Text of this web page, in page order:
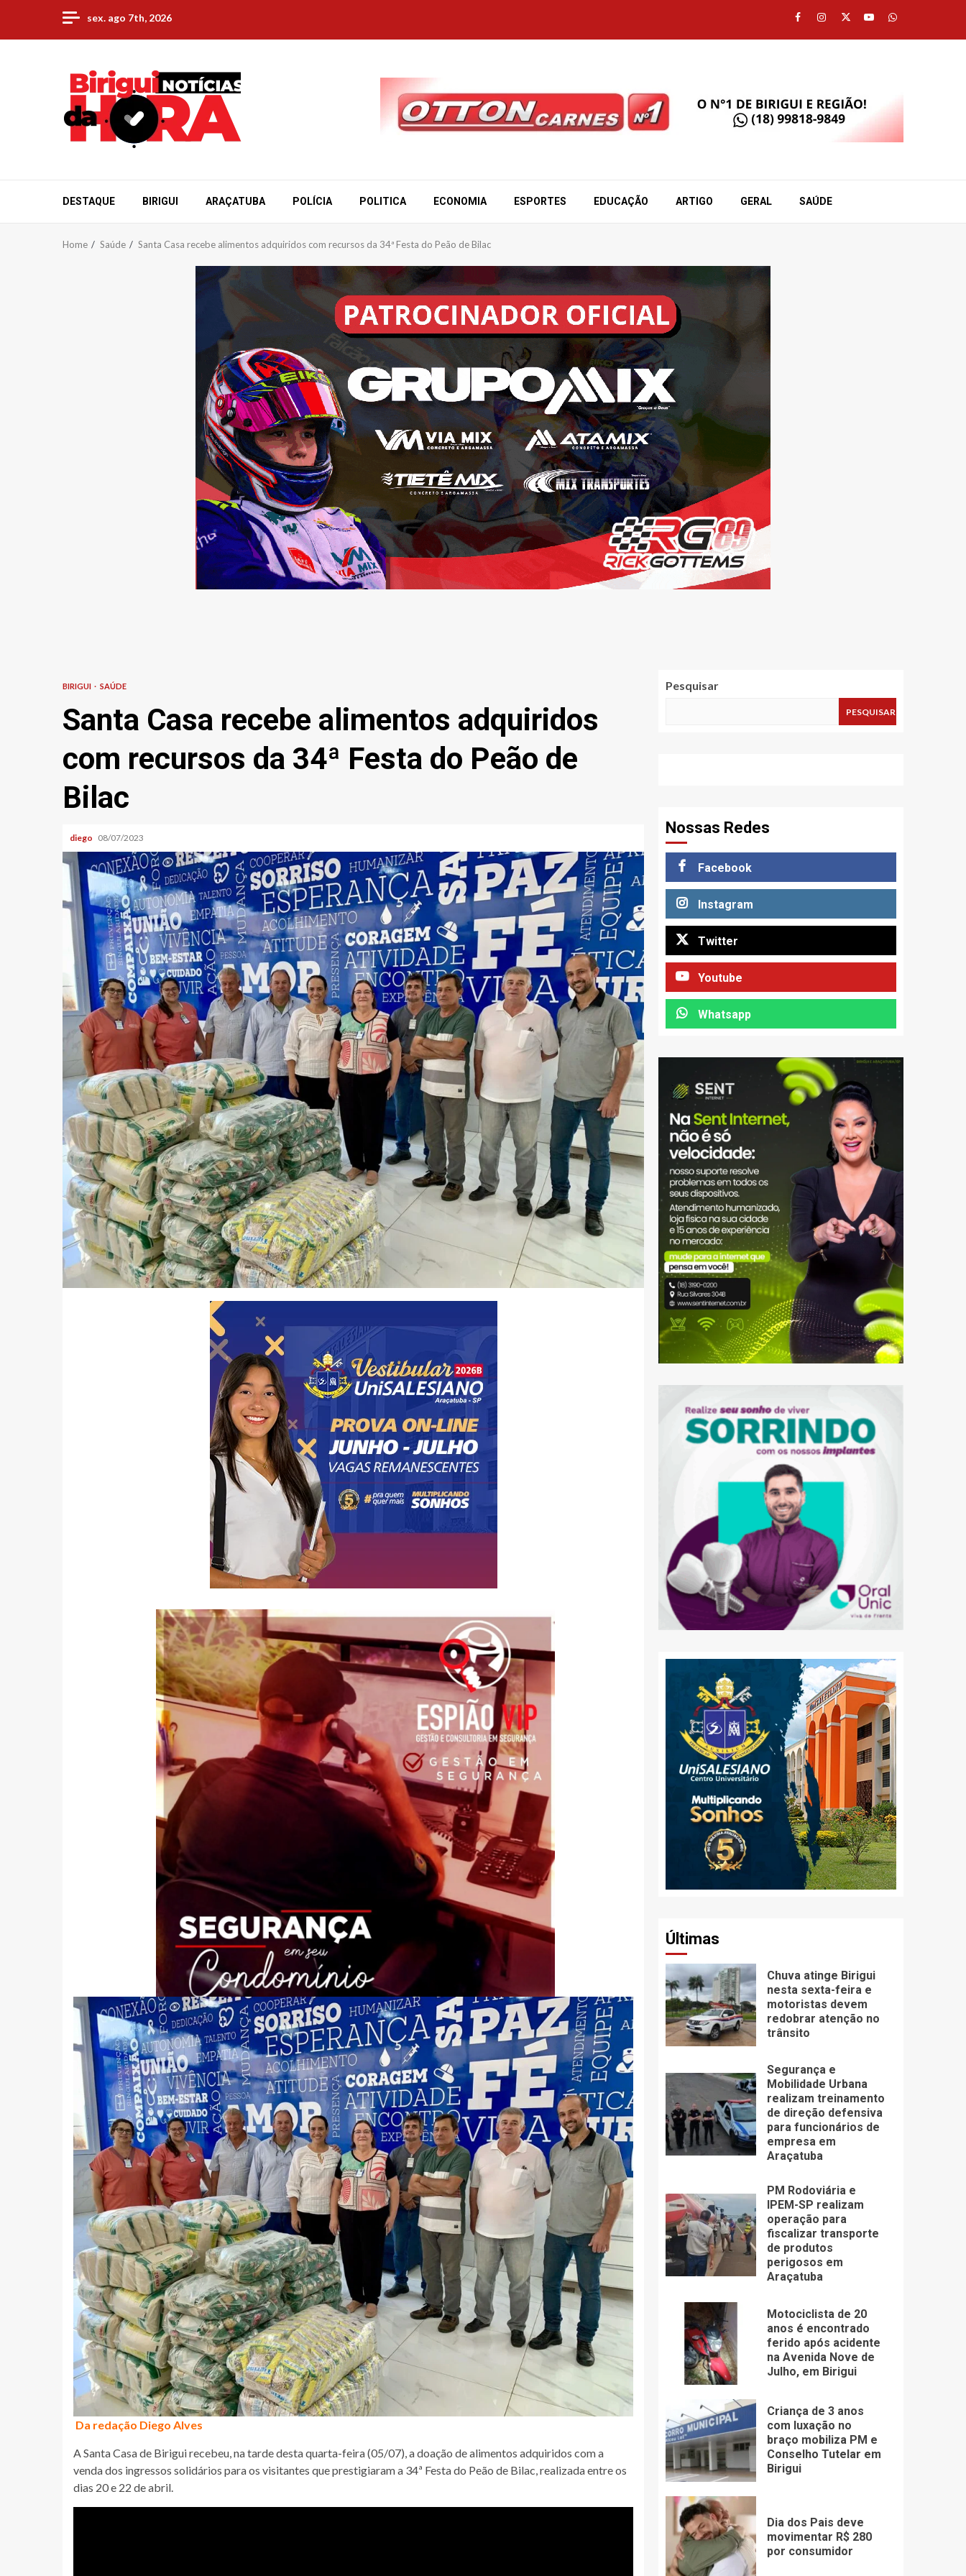
content
sex. ago 7th, 2026 Facebook
Instagram
TwitterYoutubeWhatsapp
DESTAQUE BIRIGUI ARAÇATUBA POLÍCIA POLITICA ECONOMIA ESPORTES EDUCAÇÃO ARTIGO GERAL SAÚDE
Home Saúde Santa Casa recebe alimentos adquiridos com recursos da 34ª Festa do Peão de Bilac
BIRIGUI SAÚDE
Santa Casa recebe alimentos adquiridos
com recursos da 34ª Festa do Peão de
Bilac
diego 08/07/2023
Da redação Diego Alves
A Santa Casa de Birigui recebeu, na tarde desta quarta-feira (05/07), a doação de alimentos adquiridos com a
venda dos ingressos solidários para os visitantes que prestigiaram a 34ª Festa do Peão de Bilac, realizada entre os
dias 20 e 22 de abril.
Pesquisar
PESQUISAR
Nossas Redes
Facebook
Instagram
Twitter
Youtube
Whatsapp
Últimas
Chuva atinge Birigui
nesta sexta-feira e
motoristas devem
redobrar atenção no
trânsito
Segurança e
Mobilidade Urbana
realizam treinamento
de direção defensiva
para funcionários de
empresa em
Araçatuba
PM Rodoviária e
IPEM-SP realizam
operação para
fiscalizar transporte
de produtos
perigosos em
Araçatuba
Motociclista de 20
anos é encontrado
ferido após acidente
na Avenida Nove de
Julho, em Birigui
Criança de 3 anos
com luxação no
braço mobiliza PM e
Conselho Tutelar em
Birigui
Dia dos Pais deve
movimentar R$ 280
por consumidor